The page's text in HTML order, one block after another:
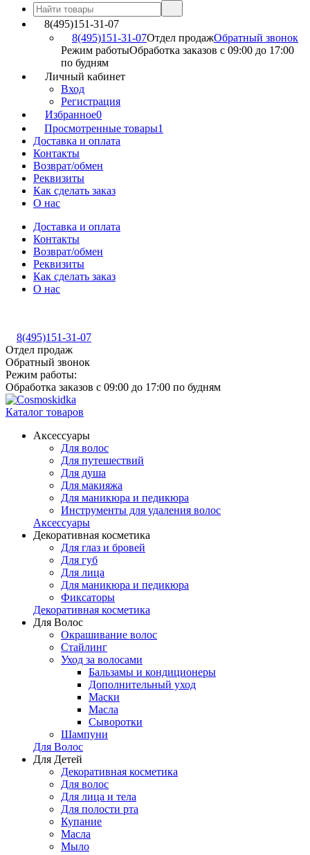
8(495)151-31-07
8(495)151-31-07Отдел продажОбратный звонок
Режим работыОбработка заказов с 09:00 до 17:00
по будням
Личный кабинет
Вход
Регистрация
Избранное0
Просмотренные товары1
Доставка и оплата
Контакты
Возврат/обмен
Реквизиты
Как сделать заказ
О нас
Доставка и оплата
Контакты
Возврат/обмен
Реквизиты
Как сделать заказ
О нас
8(495)151-31-07
Отдел продаж
Обратный звонок
Режим работы:
Обработка заказов с 09:00 до 17:00 по будням
Каталог товаров
Аксессуары
Для волос
Для путешествий
Для душа
Для макияжа
Для маникюра и педикюра
Инструменты для удаления волос
Аксессуары
Декоративная косметика
Для глаз и бровей
Для губ
Для лица
Для маникюра и педикюра
Фиксаторы
Декоративная косметика
Для Волос
Окрашивание волос
Стайлинг
Уход за волосами
Бальзамы и кондиционеры
Дополнительный уход
Маски
Масла
Сыворотки
Шампуни
Для Волос
Для Детей
Декоративная косметика
Для волос
Для лица и тела
Для полости рта
Купание
Масла
Мыло